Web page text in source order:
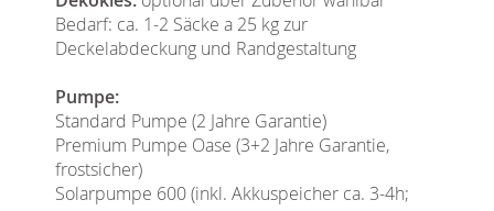
Bedarf: ca. 1-2 Säcke a 25 kg zur
Deckelabdeckung und Randgestaltung
Pumpe:
Standard Pumpe (2 Jahre Garantie)
Premium Pumpe Oase (3+2 Jahre Garantie,
frostsicher)
Solarpumpe 600 (inkl. Akkuspeicher ca. 3-4h;